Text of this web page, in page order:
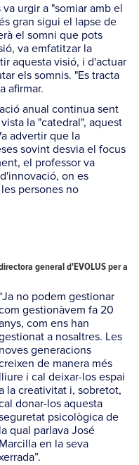
urgir a "somiar amb el
gran sigui el lapse de
el somni que pots
va emfatitzar la
aquesta visió, i d'actuar
els somnis. "Es tracta
afirmar.
anual continua sent
la "catedral", aquest
advertir que la
sovint desvia el focus
el professor va
on es
persones no
general d'EVOLUS per a
“Ja no podem gestionar
gestionàvem fa 20
com ens han
a nosaltres. Les
noves generacions
de manera més
lliure i cal deixar-los espai
la creativitat i, sobretot,
donar-los aquesta
psicològica de
la qual parlava José
Marcilla en la seva